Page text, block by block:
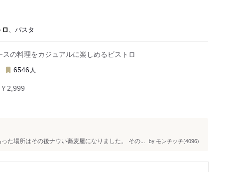
、パスタ
スの料理をカジュアルに楽しめるビストロ
6546 人
2,999
た場所はその後ナウい蕎麦屋になりました。 その... by モンチッチ(4096)